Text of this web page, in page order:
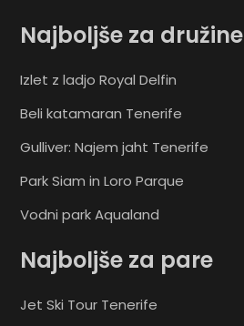
Najboljše za družine
Izlet z ladjo Royal Delfin
Beli katamaran Tenerife
Gulliver: Najem jaht Tenerife
Park Siam in Loro Parque
Vodni park Aqualand
Najboljše za pare
Jet Ski Tour Tenerife